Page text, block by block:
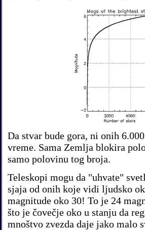
Da stvar bude gora, ni onih
vreme. Sama Zemlja blokira
samo polovinu tog broja.
Teleskopi mogu da "uhvate"
sjaja od onih koje vidi ljudsko
magnitude oko 30! To je 24
što je čovečje oko u stanju da
mnoštvo zvezda daje jako malo